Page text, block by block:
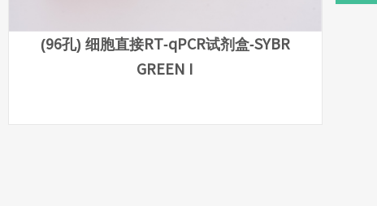
(96孔) 细胞直接RT-qPCR试剂盒-SYBR
GREEN I